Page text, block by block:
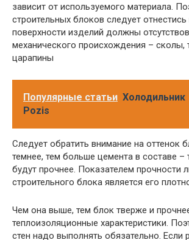
зависит от используемого материала.
строительных блоков следует
поверхности изделий должны
механического происхождения – сколы,
царапины
Популярные статьи Холодильник
Pozis
Следует обратить внимание на оттенок
темнее, тем больше цемента в составе –
будут прочнее. Показателем прочности
строительного блока является его
Чем она выше, тем блок тверже и
теплоизоляционные характеристики.
стен надо выполнять обязательно. Если